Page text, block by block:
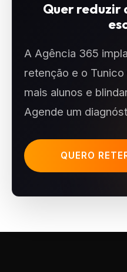
Quer reduzir
A Agência 365
retenção e o
mais alunos e
Agende um
QUERO